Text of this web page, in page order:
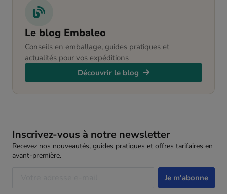
Le blog Embaleo
Conseils en emballage, guides pratiques et
actualités pour vos expéditions
Découvrir le blog
Inscrivez-vous à notre newsletter
Recevez nos nouveautés, guides pratiques et offres tarifaires en
avant-première.